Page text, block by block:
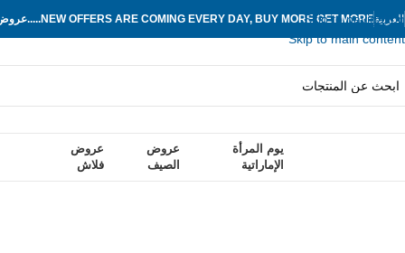
Skip to navigation
Skip to main content
العربيةNEW OFFERS ARE COMING EVERY DAY, BUY MORE GET MORE..... عروض
يوم المرأة
الإماراتية
عروض
الصيف
عروض
فلاش